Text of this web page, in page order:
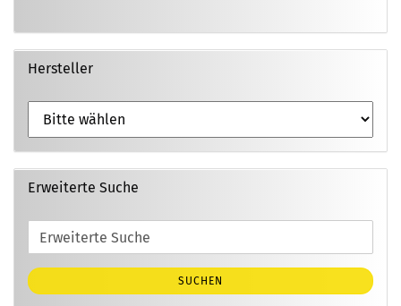
Hersteller
Erweiterte Suche
Erweiterte
Suche
SUCHEN